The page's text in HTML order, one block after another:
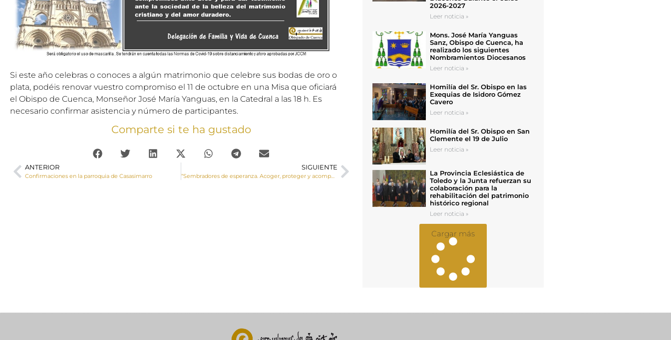
Si este año celebras o conoces a algún matrimonio que celebre sus bodas de oro o
plata, podéis renovar vuestro compromiso el 11 de octubre en una Misa que oficiará
el Obispo de Cuenca, Monseñor José María Yanguas, en la Catedral a las 18 h. Es
necesario confirmar asistencia y número de participantes.
Comparte si te ha gustado
ANTERIOR
Confirmaciones en la parroquia de Casasimarro
SIGUIENTE
“Sembradores de esperanza. Acoger, proteger y acompañar en la etapa final de esta vida”
2026-2027
Leer noticia »
Mons. José María Yanguas
Sanz, Obispo de Cuenca, ha
realizado los siguientes
Nombramientos Diocesanos
Leer noticia »
Homilía del Sr. Obispo en las
Exequias de Isidoro Gómez
Cavero
Leer noticia »
Homilía del Sr. Obispo en San
Clemente el 19 de Julio
Leer noticia »
La Provincia Eclesiástica de
Toledo y la Junta refuerzan su
colaboración para la
rehabilitación del patrimonio
histórico regional
Leer noticia »
Cargar más